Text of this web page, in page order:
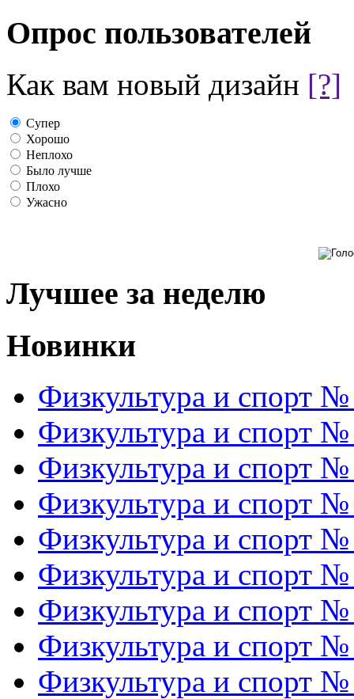
Опрос пользователей
Как вам новый дизайн [?]
Супер
Хорошо
Неплохо
Было лучше
Плохо
Ужасно
Лучшее за неделю
Новинки
Физкультура и спорт
Физкультура и спорт
Физкультура и спорт
Физкультура и спорт
Физкультура и спорт
Физкультура и спорт
Физкультура и спорт
Физкультура и спорт
Физкультура и спорт